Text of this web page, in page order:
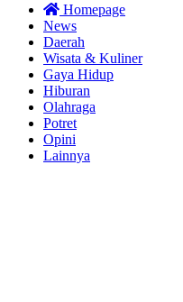
Homepage
News
Daerah
Wisata & Kuliner
Gaya Hidup
Hiburan
Olahraga
Potret
Opini
Lainnya